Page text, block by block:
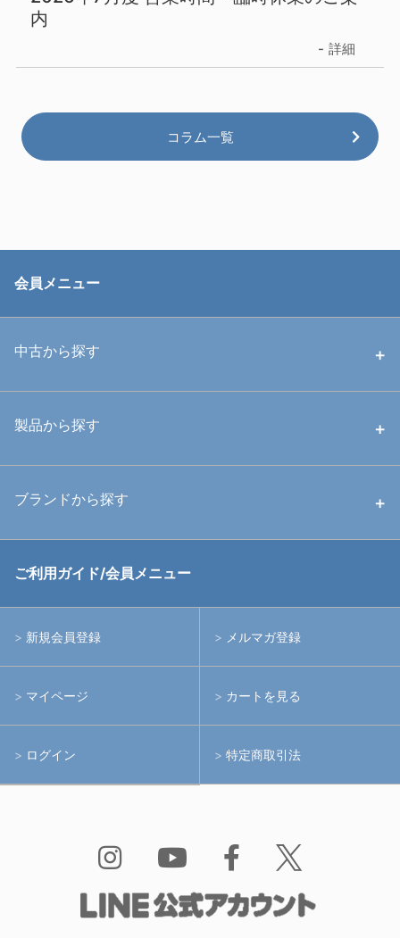
内
詳細
コラム一覧
会員メニュー
中古から探す
中古ハウジング
中古アームシステム
製品から探す
ハウジング
ライト
アームシステム
アクションカメラ(GoPro等)
水中用品
ブランドから探す
RGBlue
イノン
ご利用ガイド/会員メニュー
新規会員登録 メルマガ登録
マイページ カートを見る
ログイン 特定商取引法